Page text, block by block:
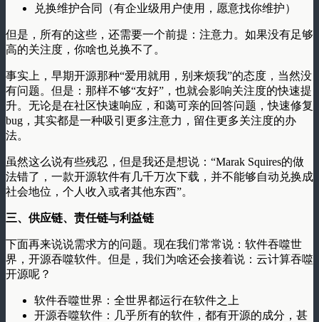
兑换维护合同（有企业级用户使用，愿意找你维护）
但是，所有的这些，还需要一个前提：注意力。如果没有足够
高的关注度，你啥也兑换不了。
事实上，早期开源那种“爱用就用，别来烦我”的态度，当然没
有问题。但是：那样不够“友好”，也就会影响关注度的快速提
升。无论是在社区快速响应，和蔼可亲的回答问题，快速修复
bug，其实都是一种吸引更多注意力，留住更多关注度的办
法。
虽然这么说有些残忍，但是我还是想说：“Marak Squires的做
法错了，一款开源软件有几千万次下载，并不能够自动兑换成
社会地位，个人收入或者其他东西”。
三、供应链、责任链与利益链
下面再来说说需求方的问题。现在我们常常说：软件吞噬世
界，开源吞噬软件。但是，我们为啥还会接着说：云计算吞噬
开源呢？
软件吞噬世界：全世界都运行在软件之上
开源吞噬软件：几乎所有的软件，都有开源的成分，甚